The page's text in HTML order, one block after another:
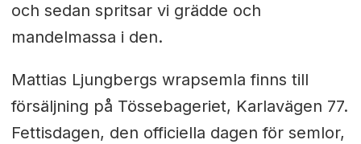
och sedan spritsar vi grädde och
mandelmassa i den.
Mattias Ljungbergs wrapsemla finns till
försäljning på Tössebageriet, Karlavägen 77.
Fettisdagen, den officiella dagen för semlor,